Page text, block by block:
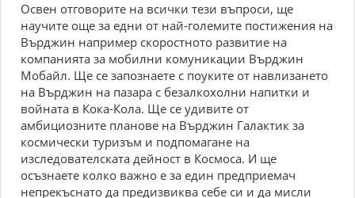
Освен отговорите на всички тези въпроси, ще
научите още за едни от най-големите постижения на
Върджин например скоростното развитие на
компанията за мобилни комуникации Върджин
Мобайл. Ще се запознаете с поуките от навлизането
на Върджин на пазара с безалкохолни напитки и
войната в Кока-Кола. Ще се удивите от
амбициозните планове на Върджин Галактик за
космически туризъм и подпомагане на
изследователската дейност в Космоса. И ще
осъзнаете колко важно е за един предприемач
непрекъснато да предизвиква себе си и да мисли